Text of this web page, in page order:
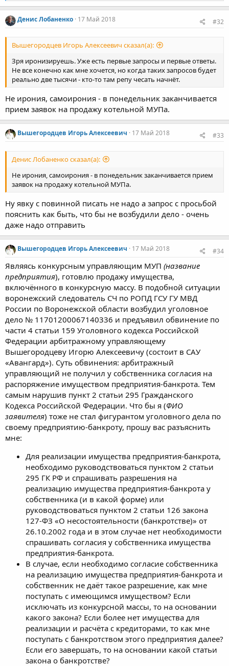
а
к
ц
:
Денис Лобаненко 17 Май 2018 #32
Вышегородцев Игорь Алексеевич сказал(а):
Зря иронизируешь. Уже есть первые запросы и первые ответы.
Не все конечно как мне хочется, но когда таких запросов будет
реально две тысячи - кто-то там репу чесать начнёт.
Не ирония, самоирония - в понедельник заканчивается
прием заявок на продажу котельной МУПа.
Вышегородцев Игорь Алексеевич 17 Май 2018 #33
Денис Лобаненко сказал(а):
Не ирония, самоирония - в понедельник заканчивается прием
заявок на продажу котельной МУПа.
Ну явку с повинной писать не надо а запрос с просьбой
пояснить как быть, что бы не возбудили дело - очень
даже надо отправить
Вышегородцев Игорь Алексеевич 17 Май 2018 #34
Являясь конкурсным управляющим МУП (название
предприятия), готовлю продажу имущества,
включённого в конкурсную массу. В подобной ситуации
воронежский следователь СЧ по РОПД ГСУ ГУ МВД
России по Воронежской области возбудил уголовное
дело № 11701200067140336 и предъявил обвинение по
части 4 статьи 159 Уголовного кодекса Российской
Федерации арбитражному управляющему
Вышегородцеву Игорю Алексеевичу (состоит в САУ
«Авангард»). Суть обвинения: арбитражный
управляющий не получил у собственника согласия на
распоряжение имуществом предприятия-банкрота. Тем
самым нарушив пункт 2 статьи 295 Гражданского
Кодекса Российской Федерации. Что бы я (ФИО
заявителя) тоже не стал фигурантом уголовного дела по
своему предприятию-банкроту, прошу вас разъяснить
мне:
Для реализации имущества предприятия-банкрота,
необходимо руководствоваться пунктом 2 статьи
295 ГК РФ и спрашивать разрешения на
реализацию имущества предприятия-банкрота у
собственника (и в какой форме) или
руководствоваться пунктом 2 статьи 126 закона
127-ФЗ «О несостоятельности (банкротстве)» от
26.10.2002 года и в этом случае нет необходимости
спрашивать согласия у собственника имущества
предприятия-банкрота.
В случае, если необходимо согласие собственника
на реализацию имущества предприятия-банкрота и
собственник не даёт такое разрешение, как мне
поступать с имеющимся имуществом? Если
исключать из конкурсной массы, то на основании
какого закона? Если более нет имущества для
реализации и расчёта с кредиторами, то как мне
поступать с банкротством этого предприятия далее?
Если его завершать, то на основании какой статьи
закона о банкротстве?